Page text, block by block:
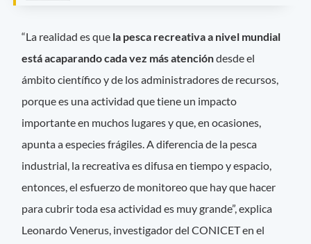
“La realidad es que la pesca recreativa a nivel mundial
está acaparando cada vez más atencióndesde el
ámbito científico y de los administradores de recursos,
porque es una actividad que tiene un impacto
importante en muchos lugares y que, en ocasiones,
apunta a especies frágiles. A diferencia de la pesca
industrial, la recreativa es difusa en tiempo y espacio,
entonces, el esfuerzo de monitoreo que hay que hacer
para cubrir toda esa actividad es muy grande”, explica
Leonardo Venerus, investigador del CONICET en el